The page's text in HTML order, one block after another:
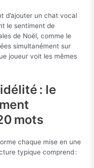
d’ajouter un chat vocal
le sentiment de
de Noël, comme le
simultanément sur
joueur voit les mêmes
: le
mots
chaque mise en une
typique comprend :